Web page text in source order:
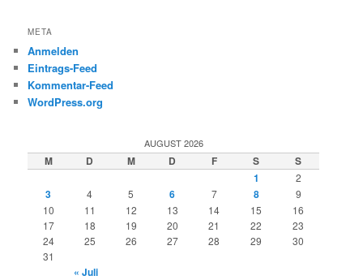
META
Anmelden
Eintrags-Feed
Kommentar-Feed
WordPress.org
AUGUST 2026
M D M D F S
S
1
2
3 4 5 6 7 8
9
10
11 12 13 14 15
16
17
18 19 20 21 22
23
24
25 26 27 28 29
30
31
« Juli